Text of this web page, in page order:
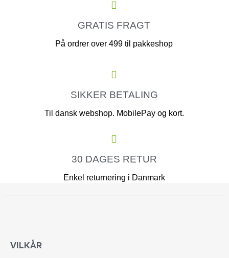
GRATIS FRAGT
På ordrer over 499 til pakkeshop
SIKKER BETALING
Til dansk webshop. MobilePay og kort.
30 DAGES RETUR
Enkel returnering i Danmark
VILKÅR